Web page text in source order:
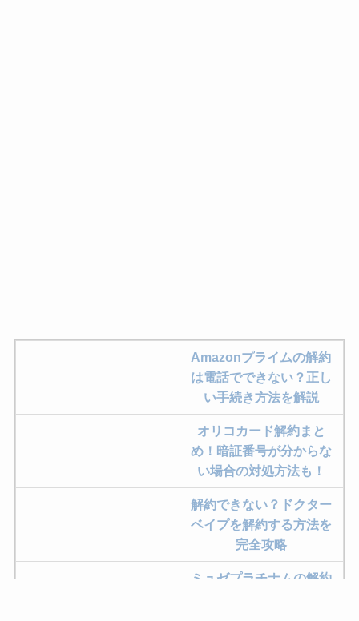
Amazonプライムの解約
は電話でできない？正し
い手続き方法を解説
オリコカード解約まと
め！暗証番号が分からな
い場合の対処方法も！
解約できない？ドクター
ベイプを解約する方法を
完全攻略
ミュゼプラチナムの解約